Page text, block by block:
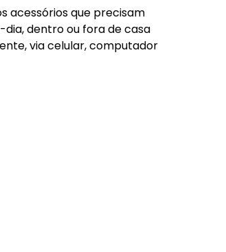
acessórios que precisam
dentro ou fora de casa
via celular, computador